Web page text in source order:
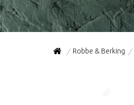
/ Robbe & Berking /